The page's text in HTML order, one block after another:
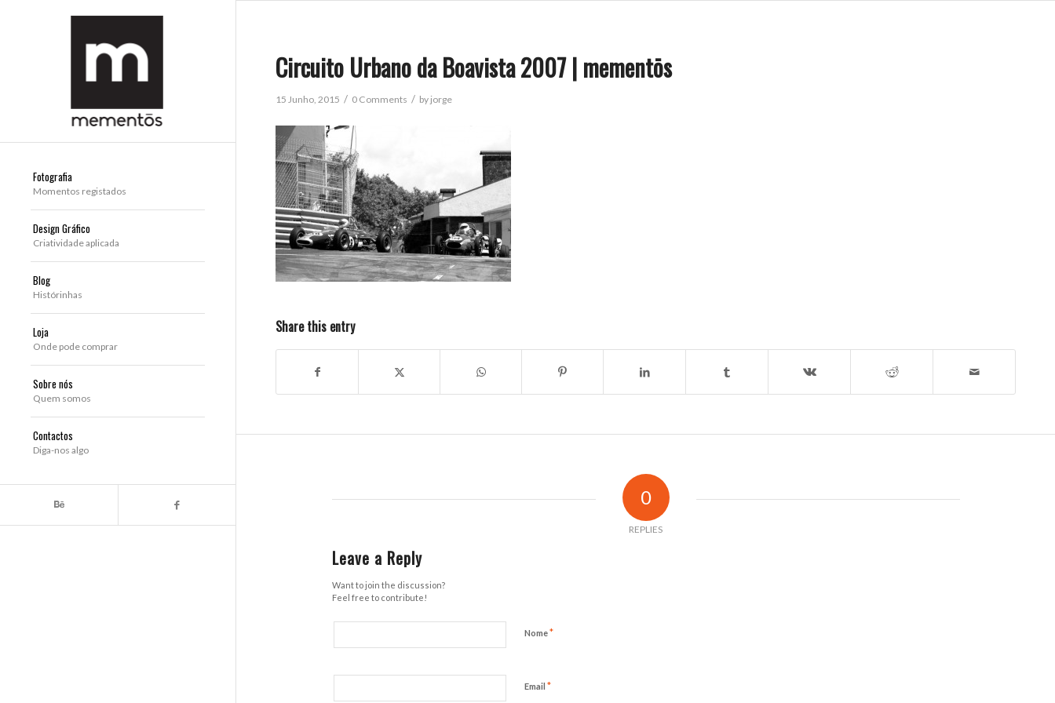
Fotografia
Momentos registados
Design Gráfico
Criatividade aplicada
Blog
Histórinhas
Loja
Onde pode comprar
Sobre nós
Quem somos
Contactos
Diga-nos algo
Circuito Urbano da Boavista 2007 | mementōs
15 Junho, 2015 / 0 Comments / by jorge
Share this entry
0
REPLIES
Leave a Reply
Want to join the discussion?
Feel free to contribute!
Nome*
Email *